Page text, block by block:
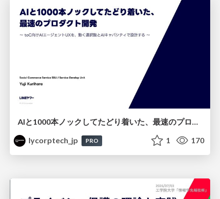
AIと1000本ノックしてたどり着いた、最速のプロダクト開発 ～toC向けAIエージェントUXを、動く選択肢とAIキャパシティで設計する～
lycorptech_jp
PRO 1 170